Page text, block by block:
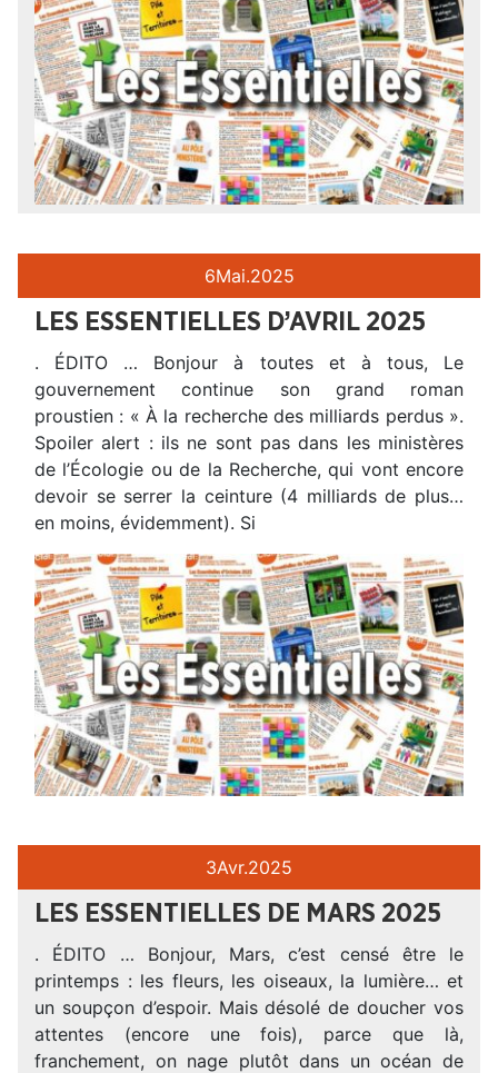
6Mai.2025
LES ESSENTIELLES D’AVRIL 2025
. ÉDITO … Bonjour à toutes et à tous, Le
gouvernement continue son grand roman
proustien : « À la recherche des milliards perdus ».
Spoiler alert : ils ne sont pas dans les ministères
de l’Écologie ou de la Recherche, qui vont encore
devoir se serrer la ceinture (4 milliards de plus…
en moins, évidemment). Si
3Avr.2025
LES ESSENTIELLES DE MARS 2025
. ÉDITO … Bonjour, Mars, c’est censé être le
printemps : les fleurs, les oiseaux, la lumière… et
un soupçon d’espoir. Mais désolé de doucher vos
attentes (encore une fois), parce que là,
franchement, on nage plutôt dans un océan de